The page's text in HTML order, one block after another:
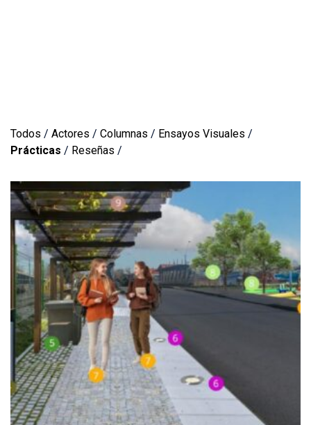
Todos / Actores / Columnas / Ensayos Visuales /
Prácticas / Reseñas /